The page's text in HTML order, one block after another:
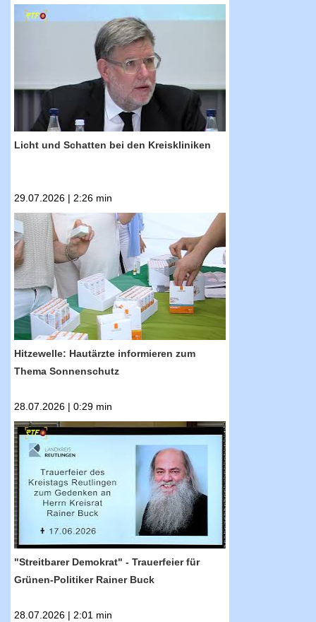
RTF.1-Nachrichten: Licht und Schatten bei den
Kreiskliniken
Licht und Schatten bei den Kreiskliniken
29.07.2026 | 2:26 min
RTF.1-Nachrichten: Hitzewelle: Hautärzte
informieren zum Thema Sonnenschutz
Hitzewelle: Hautärzte informieren zum
Thema Sonnenschutz
28.07.2026 | 0:29 min
RTF.1-Nachrichten: "Streitbarer Demokrat" -
Trauerfeier für Grünen-Politiker Rainer Buck
"Streitbarer Demokrat" - Trauerfeier für
Grünen-Politiker Rainer Buck
28.07.2026 | 2:01 min